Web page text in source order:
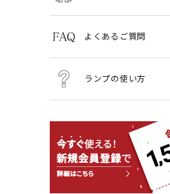
よくあるご質問
ランプの使い方